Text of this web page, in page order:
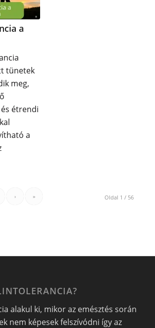
a
tünetek
meg,
étrendi
a
Oldal 1 / 56
› »
alakul ki, mikor az emésztés során
nem képesek felszívódni így az